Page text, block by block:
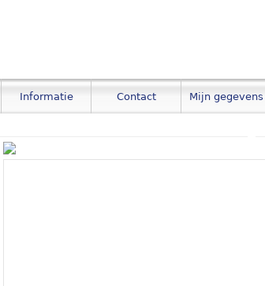
Informatie Contact Mijn gegevens